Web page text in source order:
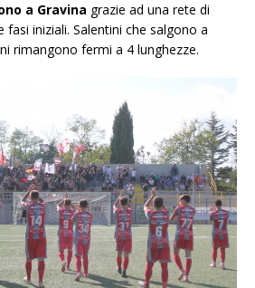
a Gravina grazie ad una rete di
fasi iniziali. Salentini che salgono a
rimangono fermi a 4 lunghezze.